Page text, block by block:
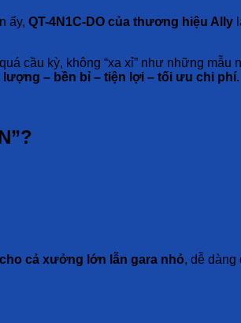
ấy, QT-4N1C-DO của thương hiệu Ally
cầu kỳ, không “xa xỉ” như những mẫu
lượng – bền bỉ – tiện lợi – tối ưu chi phí.
cả xưởng lớn lẫn gara nhỏ, dễ dàng